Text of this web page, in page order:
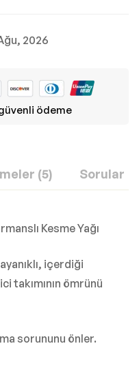
2026
ödeme
(5) Sorular
Kesme Yağı
içerdiği
takımının ömrünü
sorununu önler.